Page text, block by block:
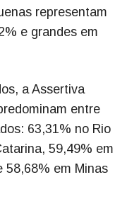
representam
e grandes em
a Assertiva
entre
63,31% no Rio
59,49% em
58,68% em Minas